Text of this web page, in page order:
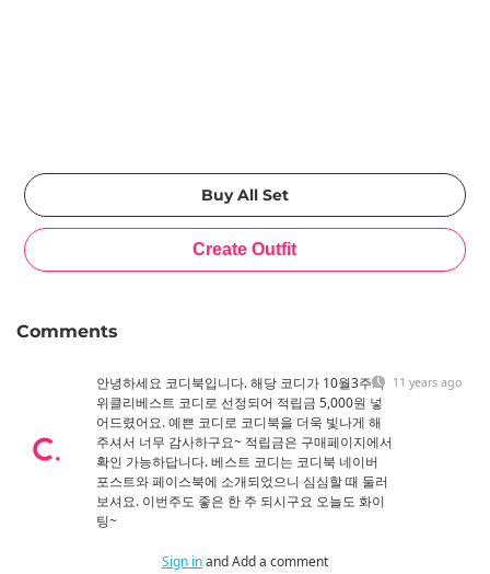
Comments
안녕하세요 코디북입니다. 해당 코디가 10월3주차
위클리베스트 코디로 선정되어 적립금 5,000원 넣
어드렸어요. 예쁜 코디로 코디북을 더욱 빛나게 해
주셔서 너무 감사하구요~ 적립금은 구매페이지에서
확인 가능하답니다. 베스트 코디는 코디북 네이버
포스트와 페이스북에 소개되었으니 심심할 때 둘러
보셔요. 이번주도 좋은 한 주 되시구요 오늘도 화이
팅~
11 years ago
Sign inand Add a comment